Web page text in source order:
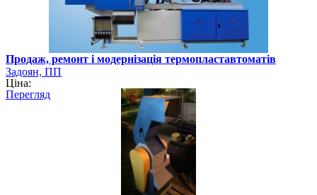
Продаж, ремонт і модернізація термопластавтоматів
Задоян, ПП
Ціна:
Перегляд